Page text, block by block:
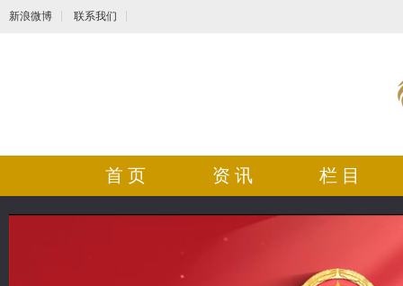
新浪微博 联系我们
首 页 资 讯 栏 目